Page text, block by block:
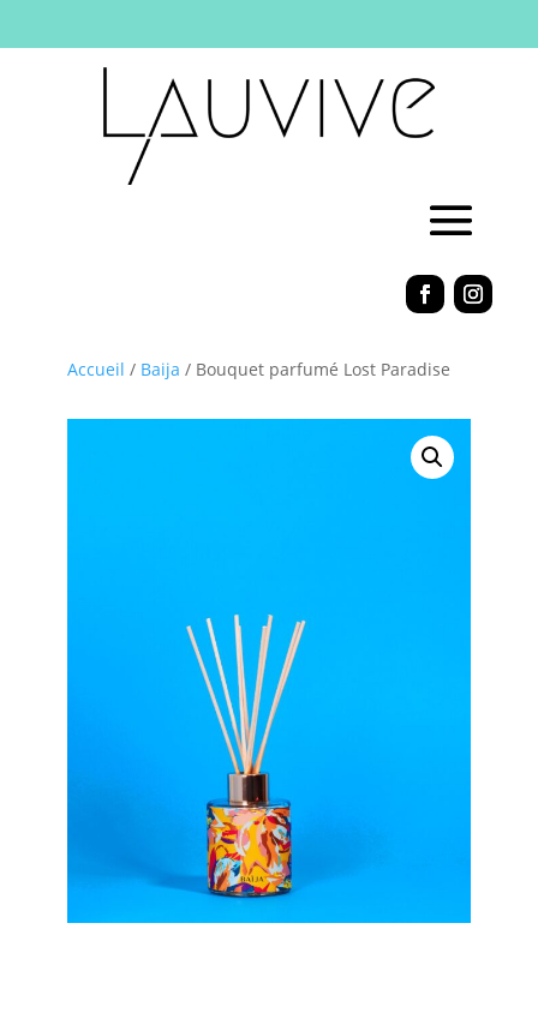
Accueil / Baija / Bouquet parfumé Lost Paradise